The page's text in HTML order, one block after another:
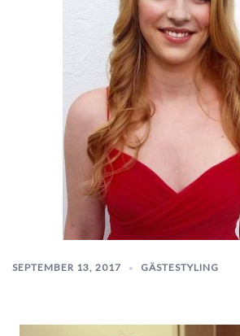
SEPTEMBER 13, 2017 GÄSTESTYLING